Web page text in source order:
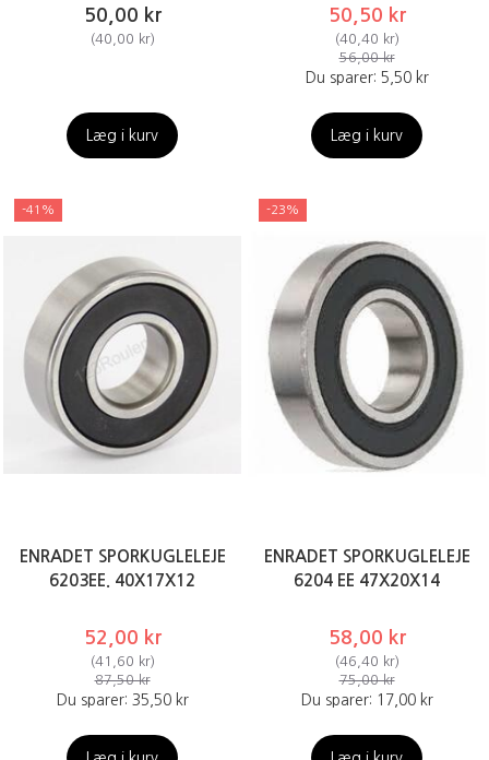
50,00 kr
(40,00 kr)
Læg i kurv
50,50 kr
(40,40 kr)
56,00 kr
Du sparer: 5,50 kr
Læg i kurv
-41%
ENRADET SPORKUGLELEJE
6203EE. 40X17X12
52,00 kr
(41,60 kr)
87,50 kr
Du sparer: 35,50 kr
-23%
ENRADET SPORKUGLELEJE
6204 EE 47X20X14
58,00 kr
(46,40 kr)
75,00 kr
Du sparer: 17,00 kr